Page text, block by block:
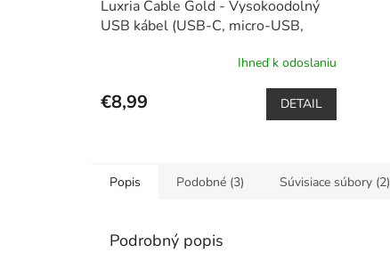
Luxria Cable Gold - Vysokoodolný
USB kábel (USB-C, micro-USB,
Ihneď k odoslaniu
€8,99 DETAIL
Popis Podobné (3) Súvisiace súbory (2)
Podrobný popis